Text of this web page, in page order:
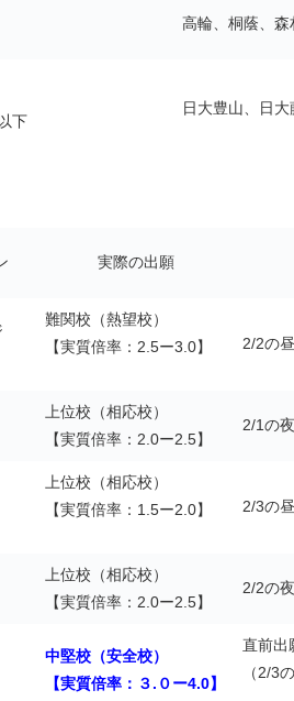
高輪、桐蔭、
下
日大豊山、日
実際の出願
難関校（熱望校）
【実質倍率：2.5ー3.0】
2/2の
上位校（相応校）
【実質倍率：2.0ー2.5】
2/1の
上位校（相応校）
【実質倍率：1.5ー2.0】
2/3の
上位校（相応校）
【実質倍率：2.0ー2.5】
2/2の
中堅校（安全校）
【実質倍率：３.０ー4.0】
直前出
（2/3